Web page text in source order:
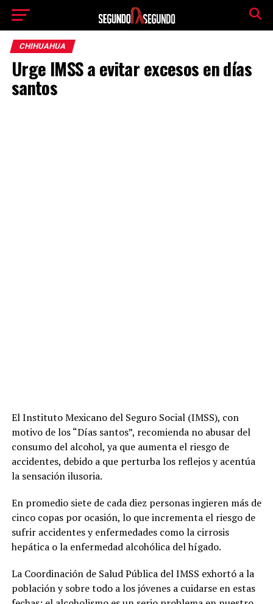
CHIHUAHUA
Urge IMSS a evitar excesos en días
santos
El Instituto Mexicano del Seguro Social (IMSS), con
motivo de los “Días santos”, recomienda no abusar del
consumo del alcohol, ya que aumenta el riesgo de
accidentes, debido a que perturba los reflejos y acentúa
la sensación ilusoria.
En promedio siete de cada diez personas ingieren más de
cinco copas por ocasión, lo que incrementa el riesgo de
sufrir accidentes y enfermedades como la cirrosis
hepática o la enfermedad alcohólica del hígado.
La Coordinación de Salud Pública del IMSS exhortó a la
población y sobre todo a los jóvenes a cuidarse en estas